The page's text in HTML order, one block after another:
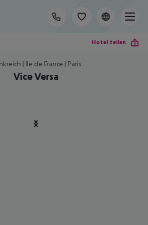
Hotel teilen
| Ile de France | Paris
Vice Versa